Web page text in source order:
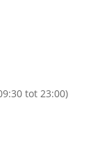
tot 23:00)